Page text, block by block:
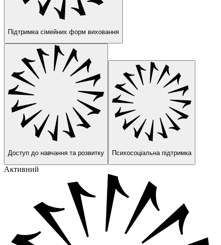
Підтримка сімейних форм виховання
Доступ до навчання та розвитку Психосоціальна підтримка
Активний